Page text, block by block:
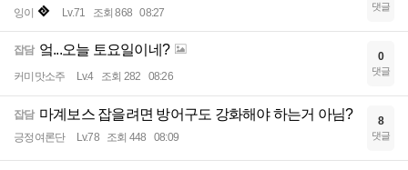
잉이 Lv.71 조회 868 08:27 댓글
잡담 엌...오늘 토요일이네?
커미맛소주 Lv.4 조회 282 08:26
0
댓글
잡담 마계보스 잡을려면 방어구도 강화해야 하는거 아님?
긍정여론단 Lv.78 조회 448 08:09
8
댓글